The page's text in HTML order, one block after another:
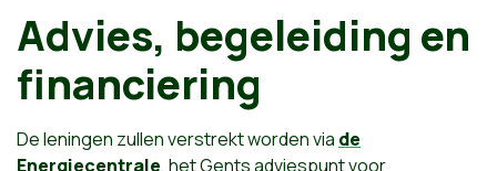
Advies, begeleiding en
financiering
De leningen zullen verstrekt worden via de
Energiecentrale, het Gents adviespunt voor